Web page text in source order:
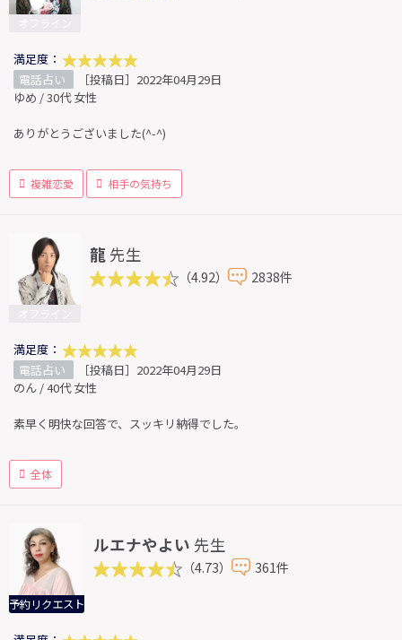
満足度：
電話占い
［投稿日］2022年04月29日
ゆめ / 30代 女性
ありがとうございました(^-^)
複雑恋愛 相手の気持ち
龍 先生
（4.92） 2838件
満足度：
電話占い
［投稿日］2022年04月29日
のん / 40代 女性
素早く明快な回答で、スッキリ納得でした。
全体
予約リクエスト
ルエナやよい 先生
（4.73） 361件